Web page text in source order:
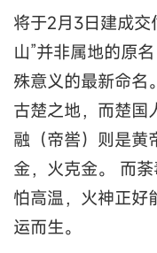
将于2月3日建成交
山”并非属地的原
殊意义的最新命名
古楚之地，而楚国
融（帝喾）则是黄
金，火克金。 而
怕高温，火神正好
运而生。